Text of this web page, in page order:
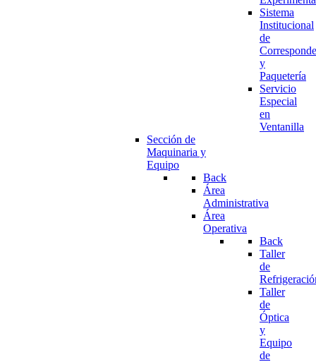
Sistema
Institucional
de
y
Paquetería
Servicio
Especial
en
Ventanilla
Sección de
Maquinaria y
Equipo
Back
Área
Administrativa
Área
Operativa
Back
Taller
de
Taller
de
Óptica
y
Equipo
de